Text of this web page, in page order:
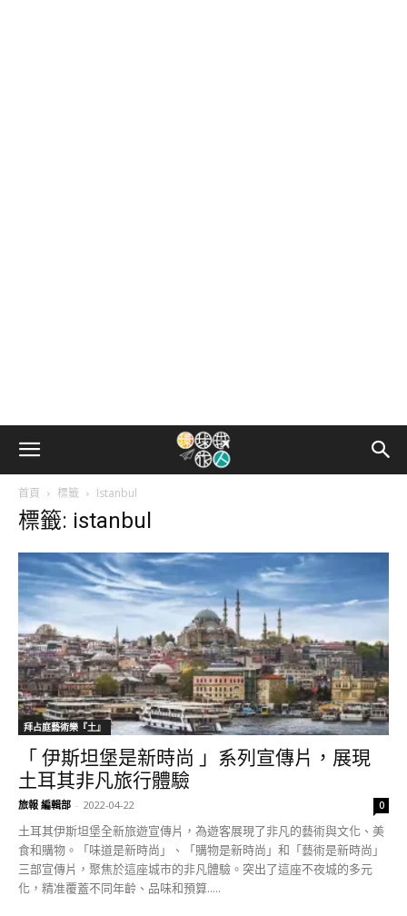
首頁 標籤 Istanbul
標籤: istanbul
拜占庭藝術樂『土』
「 伊斯坦堡是新時尚 」系列宣傳片，展現
土耳其非凡旅行體驗
旅報 編輯部 - 2022-04-22 0
土耳其伊斯坦堡全新旅遊宣傳片，為遊客展現了非凡的藝術與文化、美
食和購物。「味道是新時尚」、「購物是新時尚」和「藝術是新時尚」
三部宣傳片，聚焦於這座城市的非凡體驗。突出了這座不夜城的多元
化，精准覆蓋不同年齡、品味和預算.....